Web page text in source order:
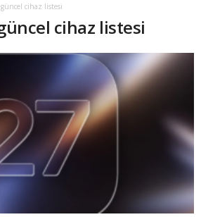
cihaz listesi
cihaz listesi